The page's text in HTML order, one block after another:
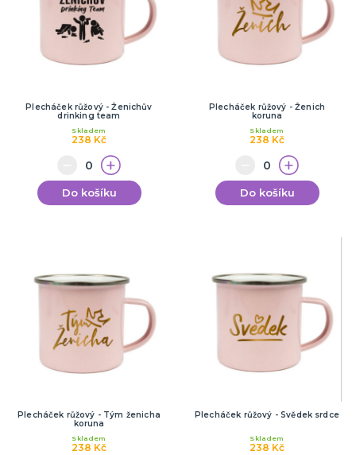
Plecháček růžový - Ženichův
drinking team
238 Kč
Skladem
Do košíku
Plecháček růžový - Ženich
koruna
238 Kč
Skladem
Do košíku
Plecháček růžový - Tým ženicha
koruna
238 Kč
Skladem
Plecháček růžový - Svědek srdce
238 Kč
Skladem